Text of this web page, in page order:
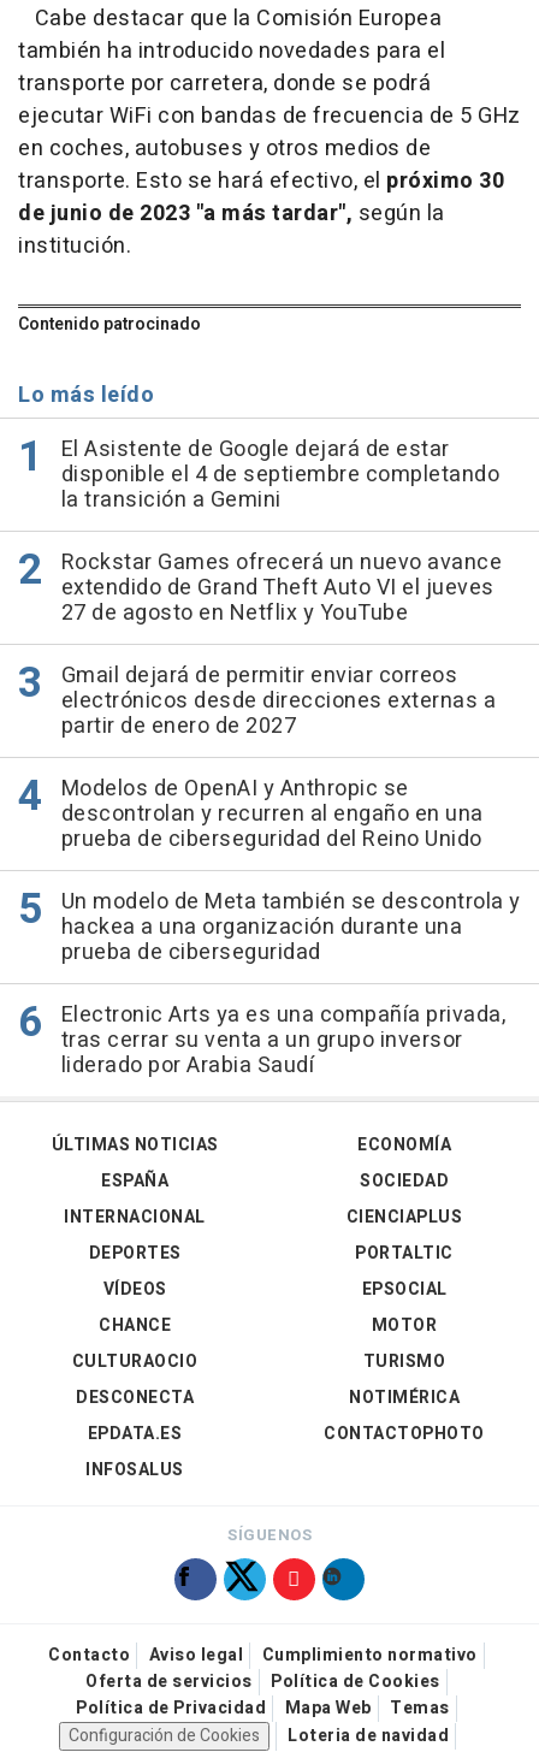
Cabe destacar que la Comisión Europea
también ha introducido novedades para el
transporte por carretera, donde se podrá
ejecutar WiFi con bandas de frecuencia de 5 GHz
en coches, autobuses y otros medios de
transporte. Esto se hará efectivo, el próximo 30
de junio de 2023 "a más tardar", según la
institución.
Contenido patrocinado
Lo más leído
El Asistente de Google dejará de estar
disponible el 4 de septiembre completando
la transición a Gemini
Rockstar Games ofrecerá un nuevo avance
extendido de Grand Theft Auto VI el jueves
27 de agosto en Netflix y YouTube
Gmail dejará de permitir enviar correos
electrónicos desde direcciones externas a
partir de enero de 2027
Modelos de OpenAI y Anthropic se
descontrolan y recurren al engaño en una
prueba de ciberseguridad del Reino Unido
Un modelo de Meta también se descontrola y
hackea a una organización durante una
prueba de ciberseguridad
Electronic Arts ya es una compañía privada,
tras cerrar su venta a un grupo inversor
liderado por Arabia Saudí
ÚLTIMAS NOTICIAS
ESPAÑA
INTERNACIONAL
DEPORTES
VÍDEOS
ECONOMÍA
SOCIEDAD
CIENCIAPLUS
PORTALTIC
EPSOCIAL
CHANCE
CULTURAOCIO
DESCONECTA
EPDATA.ES
INFOSALUS
MOTOR
TURISMO
NOTIMÉRICA
CONTACTOPHOTO
SÍGUENOS
Contacto Aviso legal
Cumplimiento normativo
Oferta de servicios
Política de Cookies
Política de Privacidad
Mapa Web
Temas
Configuración de Cookies
Loteria de navidad